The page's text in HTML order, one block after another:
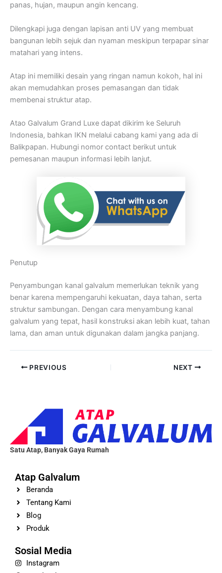
panas, hujan, maupun angin kencang.
Dilengkapi juga dengan lapisan anti UV yang membuat
bangunan lebih sejuk dan nyaman meskipun terpapar sinar
matahari yang intens.
Atap ini memiliki desain yang ringan namun kokoh, hal ini
akan memudahkan proses pemasangan dan tidak
membenai struktur atap.
Atao Galvalum Grand Luxe dapat dikirim ke Seluruh
Indonesia, bahkan IKN melalui cabang kami yang ada di
Balikpapan. Hubungi nomor contact berikut untuk
pemesanan maupun informasi lebih lanjut.
Penutup
Penyambungan kanal galvalum memerlukan teknik yang
benar karena mempengaruhi kekuatan, daya tahan, serta
struktur sambungan. Dengan cara menyambung kanal
galvalum yang tepat, hasil konstruksi akan lebih kuat, tahan
lama, dan aman untuk digunakan dalam jangka panjang.
PREVIOUS NEXT
Satu Atap, Banyak Gaya Rumah
Atap Galvalum
Beranda
Tentang Kami
Blog
Produk
Sosial Media
Instagram